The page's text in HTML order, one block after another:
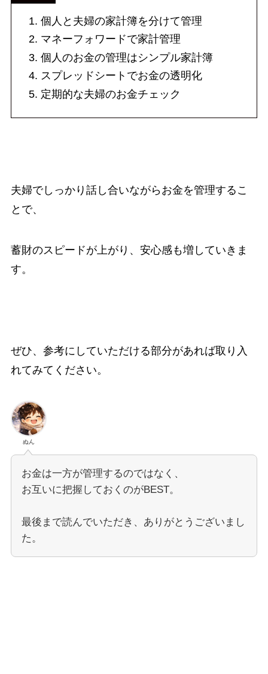
個人と夫婦の家計簿を分けて管理
マネーフォワードで家計管理
個人のお金の管理はシンプル家計簿
スプレッドシートでお金の透明化
定期的な夫婦のお金チェック
夫婦でしっかり話し合いながらお金を管理するこ
とで、
蓄財のスピードが上がり、安心感も増していきま
す。
ぜひ、参考にしていただける部分があれば取り入
れてみてください。
ぬん
お金は一方が管理するのではなく、
お互いに把握しておくのがBEST。
最後まで読んでいただき、ありがとうございまし
た。